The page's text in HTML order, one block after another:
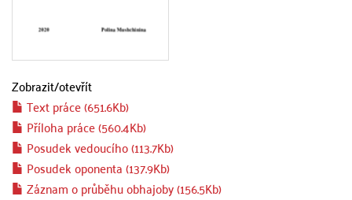
Zobrazit/otevřít
Text práce (651.6Kb)
Příloha práce (560.4Kb)
Posudek vedoucího (113.7Kb)
Posudek oponenta (137.9Kb)
Záznam o průběhu obhajoby (156.5Kb)